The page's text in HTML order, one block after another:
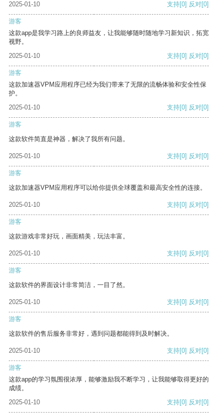
2025-01-10 支持[0] 反对[0]
游客
这款app是我学习路上的良师益友，让我能够随时随地学习新知识，拓宽
视野。
2025-01-10
支持[0] 反对[0]
游客
这款加速器VPM应用程序已经为我们带来了无限的流畅体验和安全性保
护。
2025-01-10
支持[0] 反对[0]
游客
这款软件简直是神器，解决了我所有问题。
2025-01-10 支持[0] 反对[0]
游客
这款加速器VPM应用程序可以给你提供全球覆盖和最高安全性的连接。
2025-01-10 支持[0] 反对[0]
游客
这款游戏非常好玩，画面精美，玩法丰富。
2025-01-10 支持[0] 反对[0]
游客
这款软件的界面设计非常简洁，一目了然。
2025-01-10 支持[0] 反对[0]
游客
这款软件的售后服务非常好，遇到问题都能得到及时解决。
2025-01-10 支持[0] 反对[0]
游客
这款app的学习氛围很浓厚，能够激励我不断学习，让我能够取得更好的
成绩。
2025-01-10
支持[0] 反对[0]